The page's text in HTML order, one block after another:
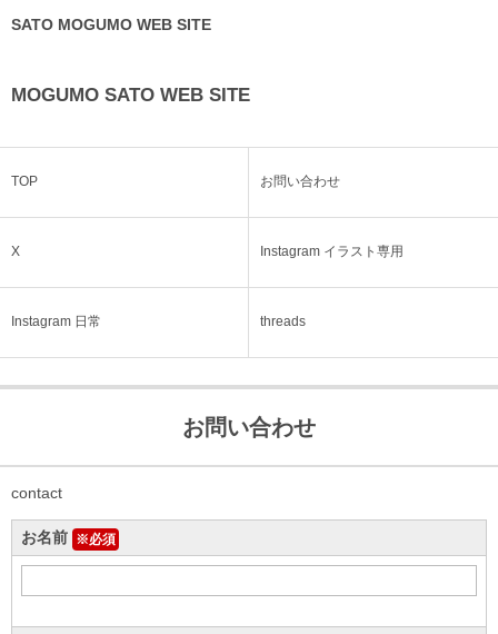
SATO MOGUMO WEB SITE
MOGUMO SATO WEB SITE
TOP お問い合わせ
X Instagram イラスト専用
Instagram 日常 threads
お問い合わせ
contact
お名前 ※必須